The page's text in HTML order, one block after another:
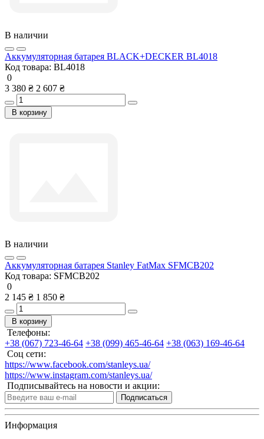
В наличии
Аккумуляторная батарея BLACK+DECKER BL4018
Код товара: BL4018
0
3 380 ₴ 2 607 ₴
В корзину
В наличии
Аккумуляторная батарея Stanley FatMax SFMCB202
Код товара: SFMCB202
0
2 145 ₴ 1 850 ₴
В корзину
Телефоны:
+38 (067) 723-46-64 +38 (099) 465-46-64 +38 (063) 169-46-64
Соц сети:
https://www.facebook.com/stanleys.ua/
https://www.instagram.com/stanleys.ua/
Подписывайтесь на новости и акции:
Подписаться
Информация